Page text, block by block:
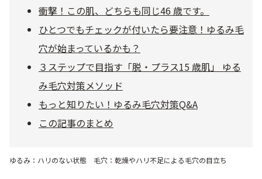
敏感・肌あれ 日焼け
お悩みから探す TOP
トライアルキット
衝撃！この肌、どちらも同じ46 歳です。
ひとつでもチェックが付いたら要注意！ゆるみ毛
穴が始まっているかも？
３ステップで目指す「脱・プラス15 歳肌」 ゆる
み毛穴対策メソッド
もっと知りたい！ゆるみ毛穴対策Q&A
この記事のまとめ
ゆるみ：ハリのない状態 毛穴：乾燥やハリ不足による毛穴の目立ち